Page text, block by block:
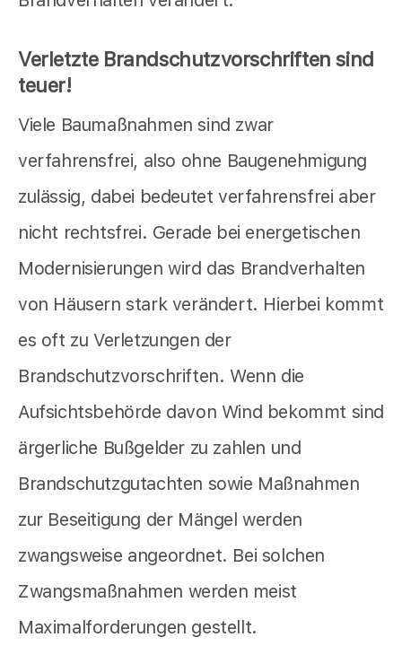
Verletzte Brandschutzvorschriften sind
teuer!
Viele Baumaßnahmen sind zwar
verfahrensfrei, also ohne Baugenehmigung
zulässig, dabei bedeutet verfahrensfrei aber
nicht rechtsfrei. Gerade bei energetischen
Modernisierungen wird das Brandverhalten
von Häusern stark verändert. Hierbei kommt
es oft zu Verletzungen der
Brandschutzvorschriften. Wenn die
Aufsichtsbehörde davon Wind bekommt sind
ärgerliche Bußgelder zu zahlen und
Brandschutzgutachten sowie Maßnahmen
zur Beseitigung der Mängel werden
zwangsweise angeordnet. Bei solchen
Zwangsmaßnahmen werden meist
Maximalforderungen gestellt.